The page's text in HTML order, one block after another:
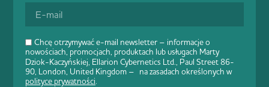
Chcę otrzymywać e-mail newsletter – informacje o
nowościach, promocjach, produktach lub usługach Marty
Dziok-Kaczyńskiej, Ellarion Cybernetics Ltd., Paul Street 86-
90, London, United Kingdom – na zasadach określonych w
polityce prywatności.